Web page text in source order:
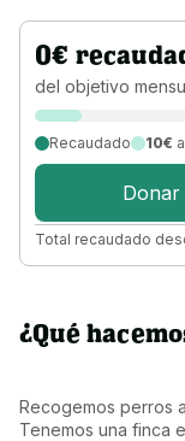
0€
del objetivo
Recaudado 10€
Donar
Total recaudado
¿Qué
Recogemos perros
Tenemos una finca